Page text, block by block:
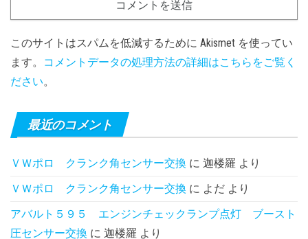
このサイトはスパムを低減するために Akismet を使ってい
ます。
コメントデータの処理方法の詳細はこちらをご覧く
ださい。
最近のコメント
ＶＷポロ クランク角センサー交換 に 迦楼羅 より
ＶＷポロ クランク角センサー交換 に よだ より
アバルト５９５ エンジンチェックランプ点灯 ブースト
圧センサー交換 に 迦楼羅 より